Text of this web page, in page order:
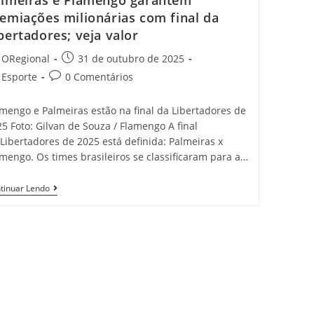
Russas;
Polícia
Investiga
O
Caso
milionárias com final da
veja valor
ORegional
Post
published:
31 de outubro de 2025
Esporte
Post0 Comentários
e Palmeiras estão na final da Libertadores de
Foto: Gilvan de Souza / Flamengo A final
de 2025 está definida: Palmeiras x
Os times brasileiros se classificaram para a…
LendoPalmeiras
E